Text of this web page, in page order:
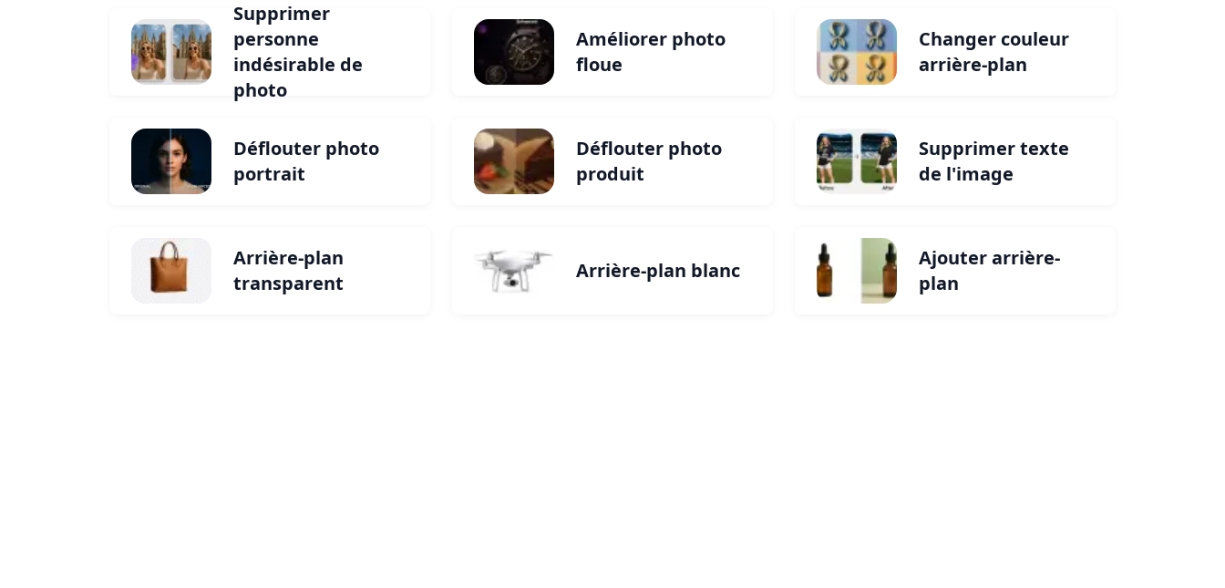
Supprimer
personne
indésirable de
photo
Améliorer photo
floue
Changer couleur
arrière-plan
Déflouter photo
portrait
Déflouter photo
produit
Supprimer texte
de l'image
Arrière-plan
transparent
Arrière-plan blanc
Ajouter arrière-
plan